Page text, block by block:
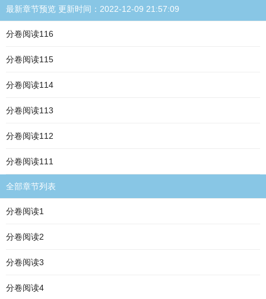
最新章节预览 更新时间：2022-12-09 21:57:09
分卷阅读116
分卷阅读115
分卷阅读114
分卷阅读113
分卷阅读112
分卷阅读111
全部章节列表
分卷阅读1
分卷阅读2
分卷阅读3
分卷阅读4